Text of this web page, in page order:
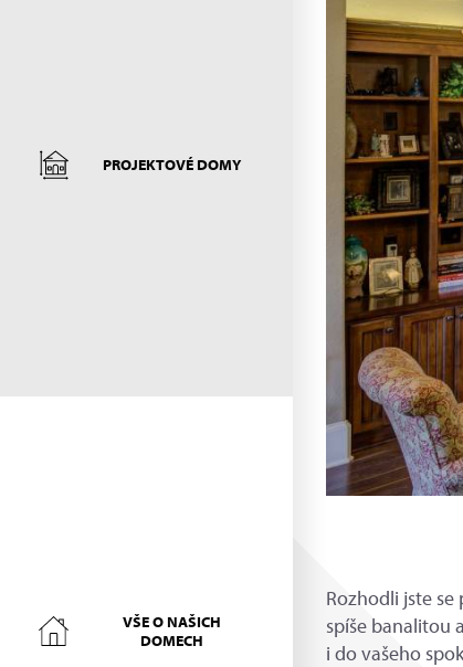
PROJEKTOVÉ DOMY
VŠE O NAŠICH
DOMECH
Rozhodli jste
spíše banalitou
i do vašeho